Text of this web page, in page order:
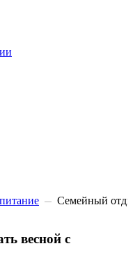
Семейный
весной с